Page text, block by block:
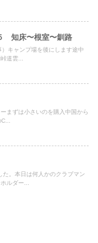
知床〜根室〜釧路
キャンプ場を後にします途中
道雲...
まずは小さいのを購入中国から
た。本日は何人かのクラブマン
ルダー...